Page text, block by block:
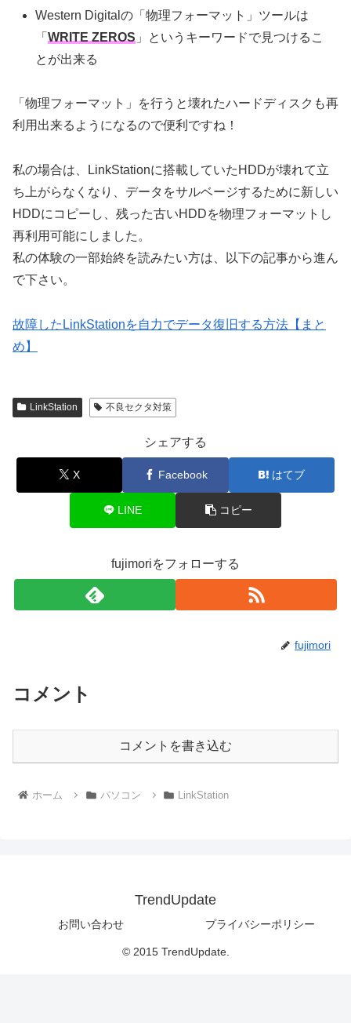
Western Digitalの「物理フォーマット」ツールは
「WRITE ZEROS 」というキーワードで見つけるこ
とが出来る
「物理フォーマット」を行うと壊れたハードディスクも再
利用出来るようになるので便利ですね！
私の場合は、LinkStationに搭載していたHDDが壊れて立
ち上がらなくなり、データをサルベージするために新しい
HDDにコピーし、残った古いHDDを物理フォーマットし
再利用可能にしました。
私の体験の一部始終を読みたい方は、以下の記事から進ん
で下さい。
故障したLinkStationを自力でデータ復旧する方法【まと
め】
LinkStation 不良セクタ対策
シェアする
X Facebook はてブ
LINE コピー
fujimoriをフォローする
fujimori
コメント
コメントを書き込む
ホーム パソコン LinkStation
TrendUpdate
お問い合わせ プライバシーポリシー
© 2015 TrendUpdate.